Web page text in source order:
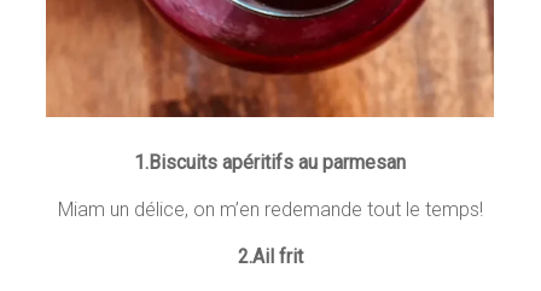
1.Biscuits apéritifs au parmesan
Miam un délice, on m’en redemande tout le temps!
2.Ail frit